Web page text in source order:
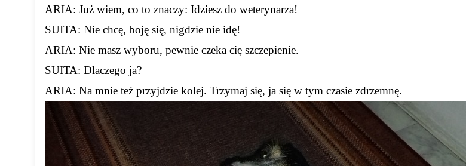
ARIA: Już wiem, co to znaczy: Idziesz do weterynarza!
SUITA: Nie chcę, boję się, nigdzie nie idę!
ARIA: Nie masz wyboru, pewnie czeka cię szczepienie.
SUITA: Dlaczego ja?
ARIA: Na mnie też przyjdzie kolej. Trzymaj się, ja się w tym czasie zdrzemnę.